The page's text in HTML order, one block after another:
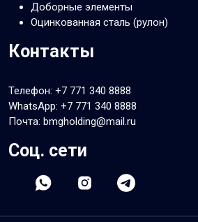
Доборные элементы
Оцинкованная сталь (рулон)
Контакты
Телефон: +7 771 340 8888
WhatsApp: +7 771 340 8888
Почта: bmgholding@mail.ru
Соц. сети